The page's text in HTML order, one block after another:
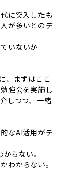
に突入したも
が多いとのデ
いないか
、まずはここ
強会を実施し
しつつ、一緒
なAI活用がテ
らない。
わからない。